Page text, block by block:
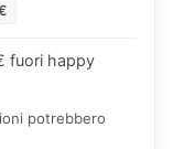
fuori happy
potrebbero